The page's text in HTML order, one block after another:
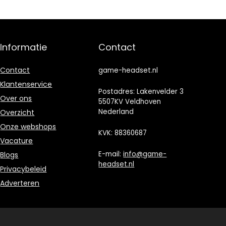
Playstation 4
Informatie
Contact
Klantenservice
Over ons
Overzicht
Onze webshops
Vacature
Blogs
Privacybeleid
Adverteren
Contact
game-headset.nl
Postadres: Lakenvelder 3
5507KV Veldhoven
Nederland
KVK: 88360687
E-mail:info@game-
headset.nl